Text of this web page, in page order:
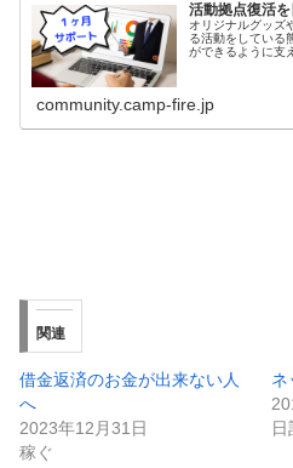
活動拠点復活
オリジナルグッズ
る活動をしている
ができるように支
community.camp-fire.jp
関連
借金返済のお金が出来ない人
へ
2023年12月31日
稼ぐ
ネ
日